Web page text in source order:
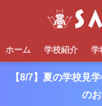
ホーム 学校紹介 学
【8/7】夏の学校見
の